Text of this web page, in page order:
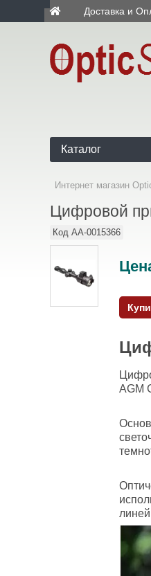
Доставка и
Каталог
Интернет магазин
Цифровой
Код AA-0015366
AGM